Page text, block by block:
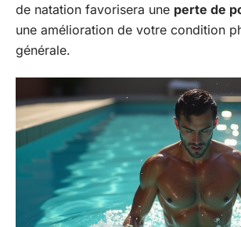
de natation favorisera une perte de
une amélioration de votre condition
générale.